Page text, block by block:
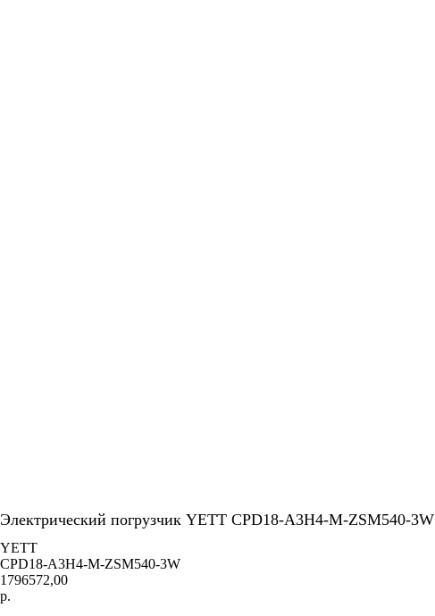
Электрический погрузчик YETT CPD18-A3H4-M-ZSM540-3W
YETT
CPD18-A3H4-M-ZSM540-3W
1796572,00
р.